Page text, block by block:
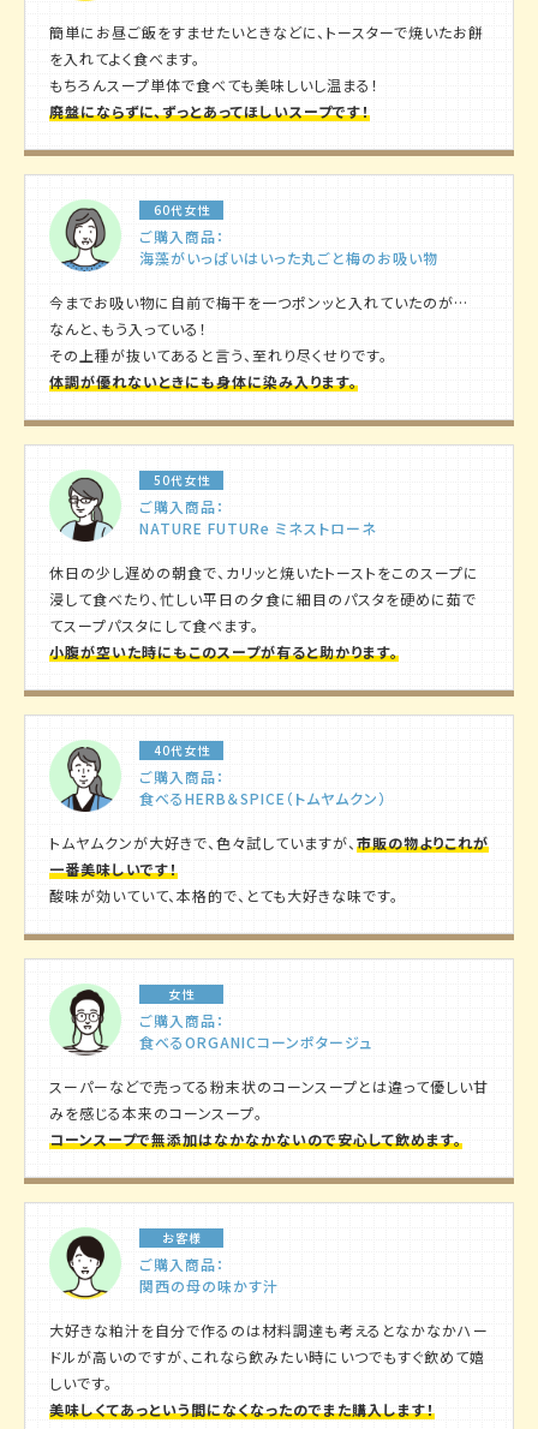
簡単にお昼ご飯をすませたいときなどに、トースターで焼いたお餅
を入れてよく食べます。
もちろんスープ単体で食べても美味しいし温まる！
廃盤にならずに、ずっとあってほしいスープです！
60代女性
ご購入商品：
海藻がいっぱいはいった丸ごと梅のお吸い物
今までお吸い物に自前で梅干を一つポンッと入れていたのが…
なんと、もう入っている！
その上種が抜いてあると言う、至れり尽くせりです。
体調が優れないときにも身体に染み入ります。
50代女性
ご購入商品：
NATURE FUTURe ミネストローネ
休日の少し遅めの朝食で、カリッと焼いたトーストをこのスープに
浸して食べたり、忙しい平日の夕食に細目のパスタを硬めに茹で
てスープパスタにして食べます。
小腹が空いた時にもこのスープが有ると助かります。
40代女性
ご購入商品：
食べるHERB＆SPICE（トムヤムクン）
トムヤムクンが大好きで、色々試していますが、 市販の物よりこれが
一番美味しいです！
酸味が効いていて、本格的で、とても大好きな味です。
女性
ご購入商品：
食べるORGANICコーンポタージュ
スーパーなどで売ってる粉末状のコーンスープとは違って優しい甘
みを感じる本来のコーンスープ。
コーンスープで無添加はなかなかないので安心して飲めます。
お客様
ご購入商品：
関西の母の味かす汁
大好きな粕汁を自分で作るのは材料調達も考えるとなかなかハー
ドルが高いのですが、これなら飲みたい時にいつでもすぐ飲めて嬉
しいです。
美味しくてあっという間になくなったのでまた購入します！